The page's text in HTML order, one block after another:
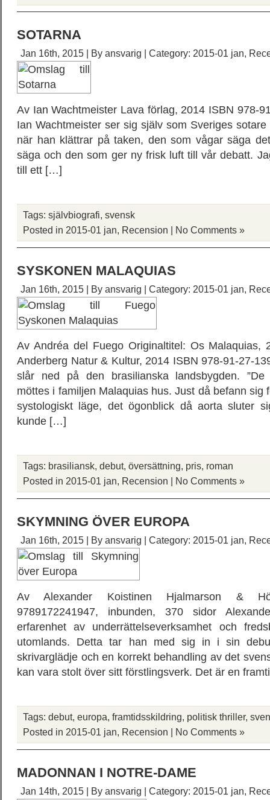
SOTARNA
Jan 16th, 2015 | By ansvarig | Category: 2015-01 jan,
Av Ian Wachtmeister Lava förlag, 2014 ISBN 978-
Ian Wachtmeister ser sig själv som Sveriges
när han klättrar på taken, den som vågar säga
säga och den som ger ny frisk luft till vår debatt.
till ett […]
Tags: självbiografi, svensk
Posted in 2015-01 jan, Recension | No Comments »
SYSKONEN MALAQUIAS
Jan 16th, 2015 | By ansvarig | Category: 2015-01 jan,
Av Andréa del Fuego Originaltitel: Os Malaquias,
Anderberg Natur & Kultur, 2014 ISBN 978-91-27-
slår ned på den brasilianska landsbygden. ”De
möttes i familjen Malaquias hus. Just då befann sig
systologiskt läge, det ögonblick då aorta sluter
kunde […]
Tags: brasiliansk, debut, översättning, pris, roman
Posted in 2015-01 jan, Recension | No Comments »
SKYMNING ÖVER EUROPA
Jan 16th, 2015 | By ansvarig | Category: 2015-01 jan,
Av Alexander Koistinen Hjalmarson &
9789172241947, inbunden, 370 sidor
erfarenhet av underrättelseverksamhet och
utomlands. Detta tar han med sig in i sin
skrivarglädje och en korrekt behandling av det
kan vara stolt över sitt förstlingsverk. Det är en
Tags: debut, europa, framtidsskildring, politisk thriller,
Posted in 2015-01 jan, Recension | No Comments »
MADONNAN I NOTRE-DAME
Jan 14th, 2015 | By ansvarig | Category: 2015-01 jan,